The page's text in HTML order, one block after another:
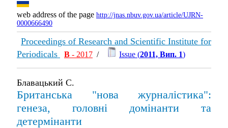
web address of the page http://jnas.nbuv.gov.ua/article/UJRN-
0000666490
Proceedings of Research and Scientific Institute for
Periodicals
В - 2017 / Issue (2011, Вип. 1)
Блавацький С.
Британська "нова журналістика":
генеза, головні домінанти та
детермінанти